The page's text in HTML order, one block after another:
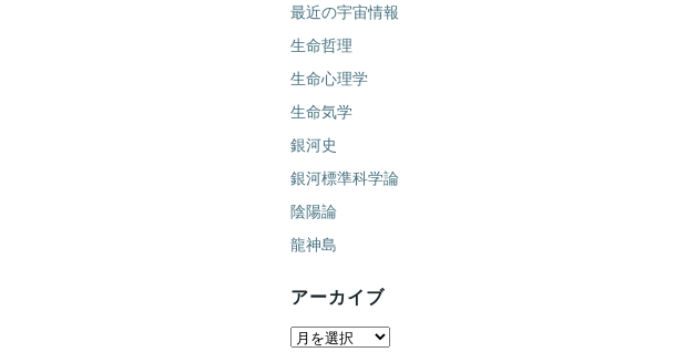
最近の宇宙情報
生命哲理
生命心理学
生命気学
銀河史
銀河標準科学論
陰陽論
龍神島
アーカイブ
ア